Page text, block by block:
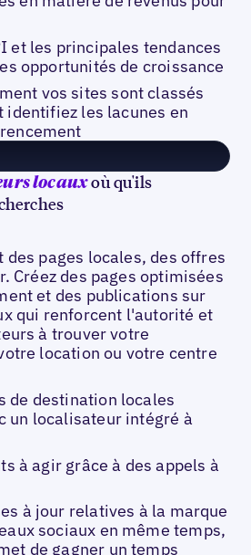
et les principales tendances
opportunités de croissance
vos sites sont classés
identifiez les lacunes en
locauxoù qu'ils
pages locales, des offres
Créez des pages optimisées
et des publications sur
qui renforcent l'autorité et
à trouver votre
location ou votre centre
de destination locales
un localisateur intégré à
à agir grâce à des appels à
à jour relatives à la marque
sociaux en même temps,
de gagner un temps